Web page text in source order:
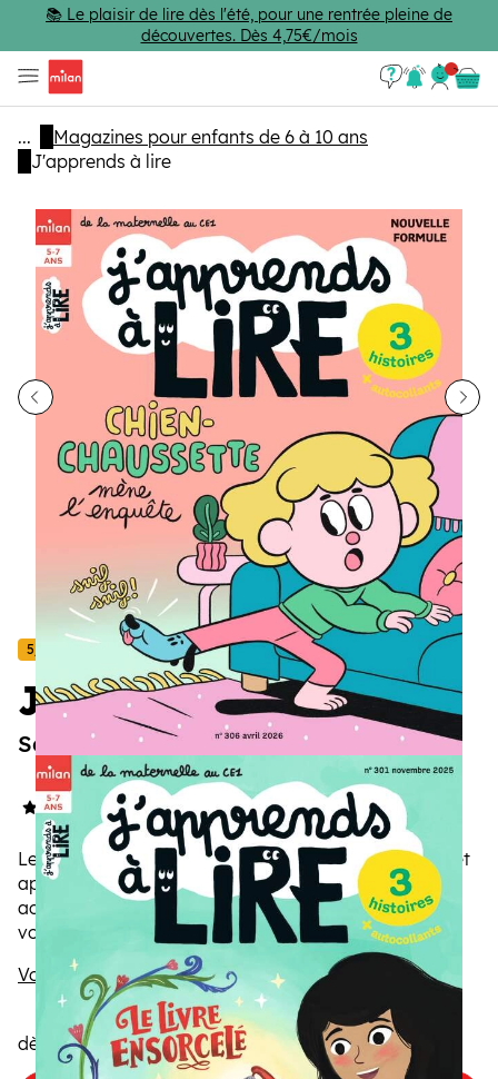
Passer au contenu principal
📚 Le plaisir de lire dès l'été, pour une rentrée pleine de
découvertes. Dès 4,75€/mois
Se
...
Magazines pour enfants de 6 à 10 ans
J'apprends à lire
J'apprends à lire
Ses premiers pas vers la lecture
5/7 ans
4.4/5(14 avis)
Le compagnon de l’éveil à la lecture avant, pendant et
après le CP. Chaque mois, ses 3 histoires
accompagnées d'activités claires et variées aident
votre enfant à prendre confiance et à progresser en
douceur.
Voir la description
dès 5,85€/numéro